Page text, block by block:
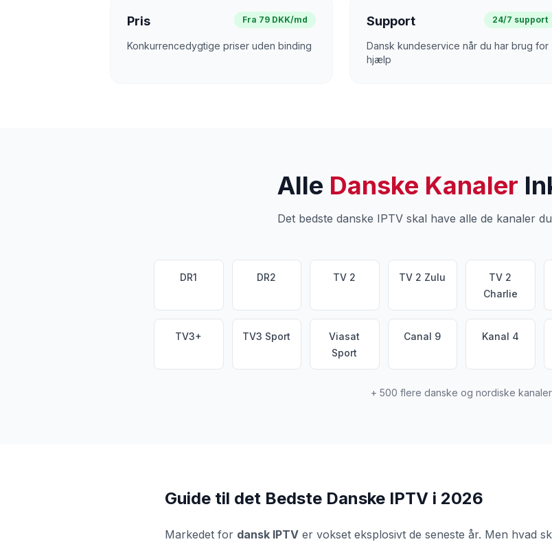
Pris Fra 79 DKK/md
Konkurrencedygtige priser uden binding
Support 24/7 support
Dansk kundeservice når du har brug for
hjælp
Alle Danske Kanaler
Det bedste danske IPTV skal have alle de kanaler
DR1 DR2 TV 2 TV 2 Zulu
TV 2
Charlie
TV3+ TV3 Sport
Viasat
Sport
Canal 9 Kanal 4
+ 500 flere danske og nordiske kanaler
Guide til det Bedste Danske IPTV i 2026
Markedet for dansk IPTV er vokset eksplosivt de seneste år. Men hvad